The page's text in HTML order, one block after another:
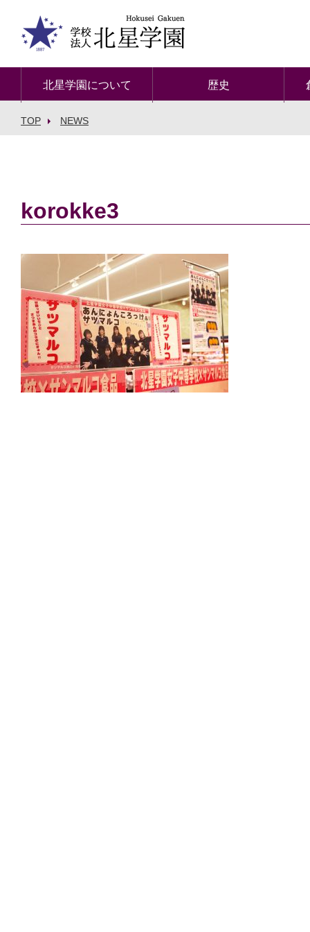
北星学園について 歴史
TOP NEWS
korokke3